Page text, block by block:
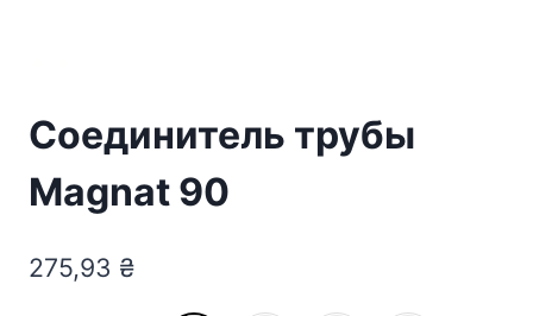
Соединитель трубы
Magnat 90
275,93 ₴